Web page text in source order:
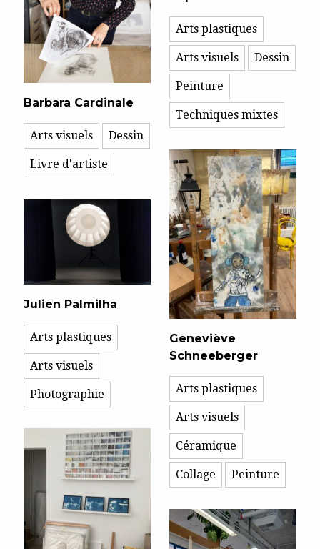
Arts plastiques
Arts visuels Dessin
Peinture
Techniques mixtes
Barbara Cardinale
Arts visuels Dessin
Livre d'artiste
Geneviève
Schneeberger
Arts plastiques
Arts visuels
Céramique
Collage Peinture
Julien Palmilha
Arts plastiques
Arts visuels
Photographie